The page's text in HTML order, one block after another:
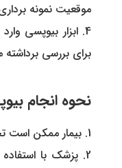
موقعیت نمونه
ابزار بیوپسی
برای بررسی
نحوه انجام
بیمار ممکن است
پزشک با